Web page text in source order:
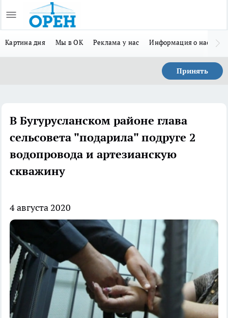
Картина дня Мы в ОК Реклама у нас Информация о нас
Принять
В Бугурусланском районе глава
сельсовета "подарила" подруге 2
водопровода и артезианскую
скважину
4 августа 2020